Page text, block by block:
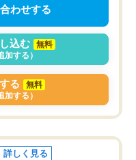
わせする
込む
無料
加する）
る
無料
加する）
詳しく見る